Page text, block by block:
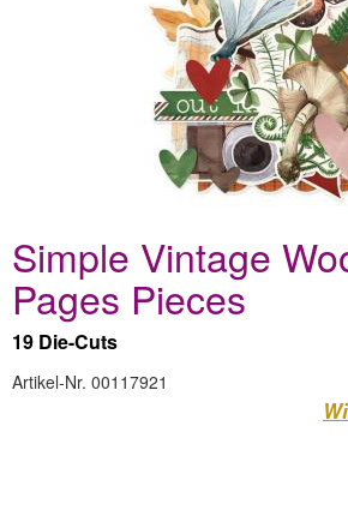
Simple Vintage
Pages Pieces
19 Die-Cuts
Artikel-Nr. 00117921